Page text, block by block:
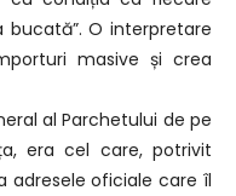
bucată”. O interpretare
masive și crea
al Parchetului de pe
era cel care, potrivit
adresele oficiale care îl